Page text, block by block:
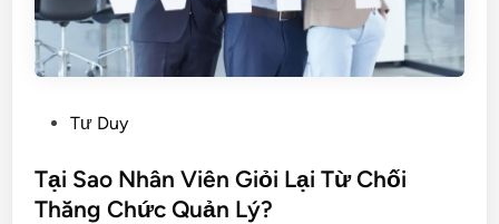
Tư Duy
Tại Sao Nhân Viên Giỏi Lại Từ Chối
Thăng Chức Quản Lý?